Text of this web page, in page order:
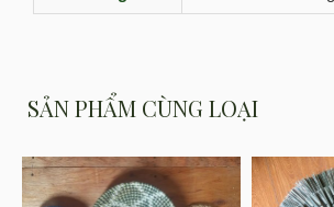
SẢN PHẨM CÙNG LOẠI